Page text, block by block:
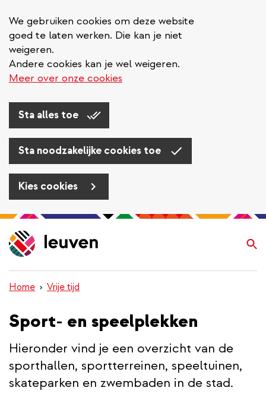
We gebruiken cookies om deze website
goed te laten werken. Die kan je niet
weigeren.
Andere cookies kan je wel weigeren.
Meer over onze cookies
Sta alles toe
Sta noodzakelijke cookies toe
Kies cookies
Overslaan
en
naar
inhoud
gaan
Home Vrije tijd
Sport- en speelplekken
Hieronder vind je een overzicht van de
sporthallen, sportterreinen, speeltuinen,
skateparken en zwembaden in de stad.